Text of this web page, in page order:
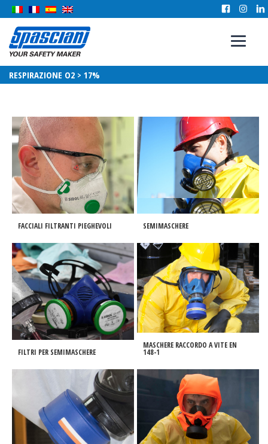
RESPIRAZIONE O2 > 17%
FACCIALI FILTRANTI PIEGHEVOLI SEMIMASCHERE
FILTRI PER SEMIMASCHERE
MASCHERE RACCORDO A VITE EN
148-1